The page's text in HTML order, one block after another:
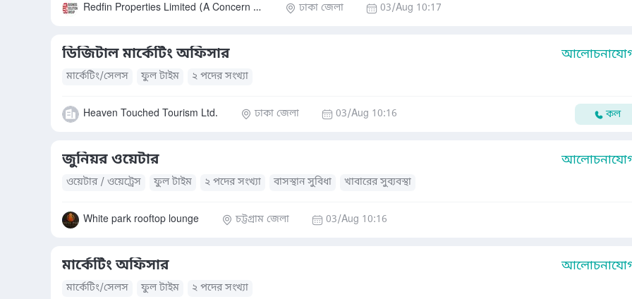
Redfin Properties Limited (A Concern of Business Solution Group) ঢাকা জেলা 03/Aug 10:17
ডিজিটাল মার্কেটিং অফিসার
মার্কেটিং/সেলস ফুল টাইম ২ পদের সংখ্যা
Heaven Touched Tourism Ltd. ঢাকা জেলা 03/Aug 10:16 কল
জুনিয়র ওয়েটার
ওয়েটার / ওয়েট্রেস ফুল টাইম ২ পদের সংখ্যা বাসস্থান সুবিধা খাবারের সুব্যবস্থা
White park rooftop lounge চট্টগ্রাম জেলা 03/Aug 10:16
মার্কেটিং অফিসার
মার্কেটিং/সেলস ফুল টাইম ২ পদের সংখ্যা